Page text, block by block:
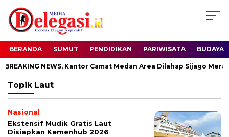
BERANDA SUMUT PENDIDIKAN PARIWISATA BUDAYA
NEWS, Kantor Camat Medan Area Dilahap Sijago Merah
Topik Laut
Nasional
Ekstensif Mudik Gratis Laut
Disiapkan Kemenhub 2026